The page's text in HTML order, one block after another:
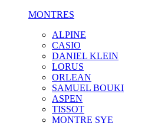
MONTRES
ALPINE
CASIO
DANIEL KLEIN
LORUS
ORLEAN
SAMUEL BOUKI
ASPEN
TISSOT
MONTRE SYE